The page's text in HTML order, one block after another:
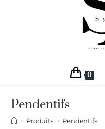
0
Pendentifs
> Produits > Pendentifs